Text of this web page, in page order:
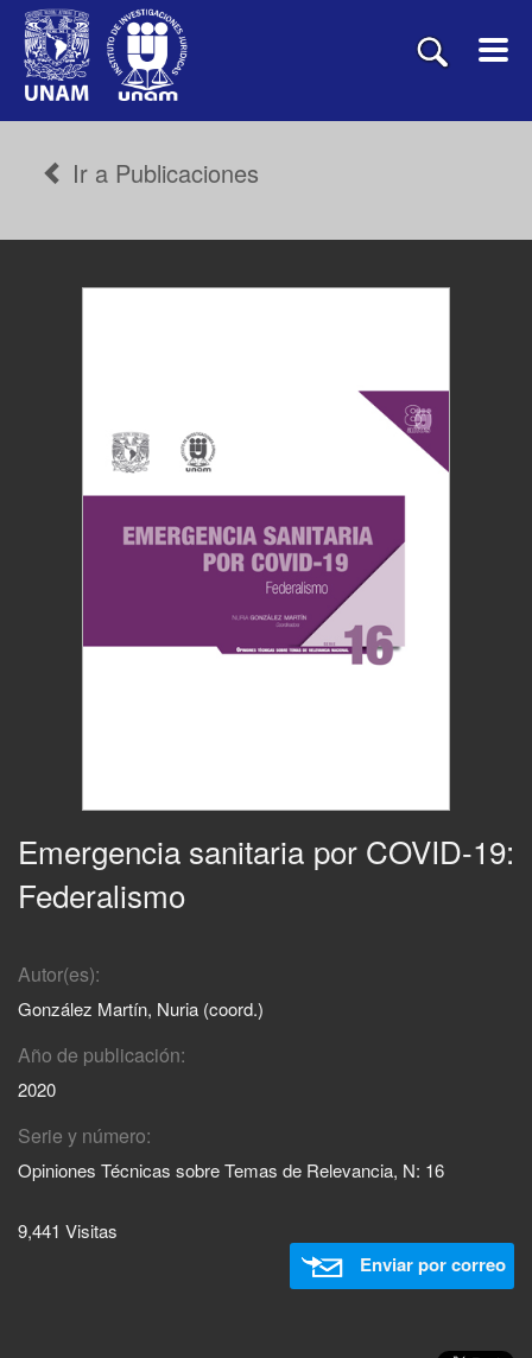
Ir a Publicaciones
Emergencia sanitaria por COVID-19:
Federalismo
Autor(es):
González Martín, Nuria (coord.)
Año de publicación:
2020
Serie y número:
Opiniones Técnicas sobre Temas de Relevancia, N: 16
9,441 Visitas
Enviar por correo